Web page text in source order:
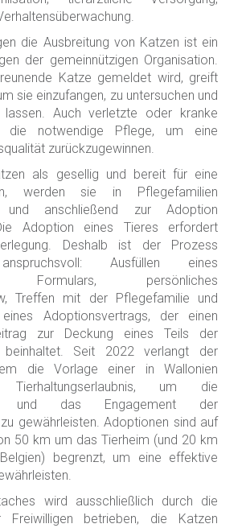
die Ausbreitung von Katzen ist ein
der gemeinnützigen Organisation.
Katze gemeldet wird, greift
sie einzufangen, zu untersuchen und
lassen. Auch verletzte oder kranke
die notwendige Pflege, um eine
zurückzugewinnen.
als gesellig und bereit für eine
werden sie in Pflegefamilien
und anschließend zur Adoption
Adoption eines Tieres erfordert
Deshalb ist der Prozess
Ausfüllen eines
Formulars, persönliches
Treffen mit der Pflegefamilie und
eines Adoptionsvertrags, der einen
zur Deckung eines Teils der
beinhaltet. Seit 2022 verlangt der
die Vorlage einer in Wallonien
Tierhaltungserlaubnis, um die
und das Engagement der
gewährleisten. Adoptionen sind auf
50 km um das Tierheim (und 20 km
begrenzt, um eine effektive
wird ausschließlich durch die
Freiwilligen betrieben, die Katzen